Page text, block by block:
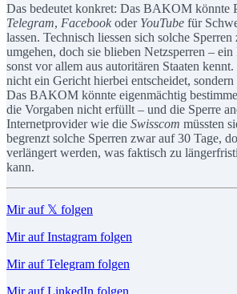
Das bedeutet konkret: Das BAKOM könnte
Telegram, Facebook oder YouTube für
lassen. Technisch liessen sich solche
umgehen, doch sie blieben Netzsperren – ein
sonst vor allem aus autoritären Staaten
nicht ein Gericht hierbei entscheidet,
Das BAKOM könnte eigenmächtig
die Vorgaben nicht erfüllt – und die Sperre
Internetprovider wie die Swisscom müssten
begrenzt solche Sperren zwar auf 30 Tage,
verlängert werden, was faktisch zu
kann.
Mir auf 𝕏 folgen
Mir auf Instagram folgen
Mir auf Telegram folgen
Mir auf LinkedIn folgen